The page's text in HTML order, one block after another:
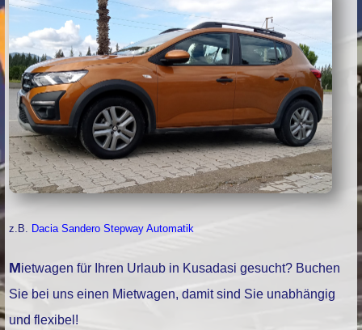
z.B. Dacia Sandero Stepway Automatik
Mietwagen für Ihren Urlaub in Kusadasi gesucht? Buchen
Sie bei uns einen Mietwagen, damit sind Sie unabhängig
und flexibel!